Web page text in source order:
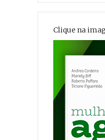
Clique na